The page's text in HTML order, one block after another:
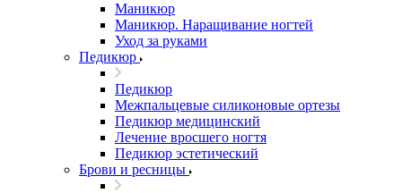
Маникюр
Маникюр. Наращивание ногтей
Уход за руками
Педикюр
Педикюр
Межпальцевые силиконовые ортезы
Педикюр медицинский
Лечение вросшего ногтя
Педикюр эстетический
Брови и ресницы